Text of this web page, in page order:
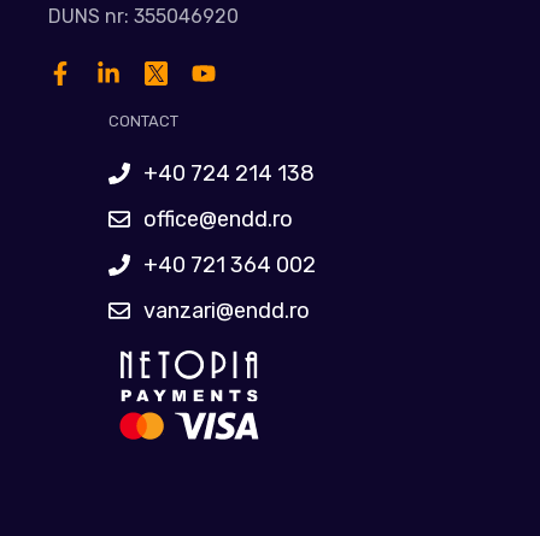
DUNS nr: 355046920
CONTACT
+40 724 214 138
office@endd.ro
+40 721 364 002
vanzari@endd.ro